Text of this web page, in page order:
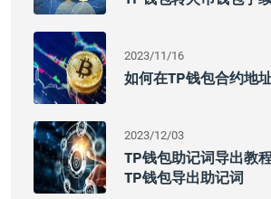
2023/11/16
如何在TP钱包合约地
2023/12/03
TP钱包助记词导出教
TP钱包导出助记词